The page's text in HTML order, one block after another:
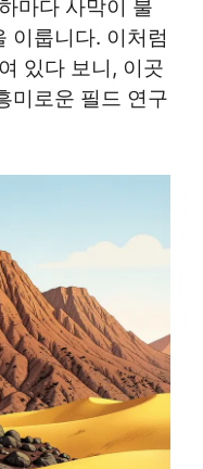
마다 사막이 불
이룹니다. 이처럼
있다 보니, 이곳
미로운 필드 연구